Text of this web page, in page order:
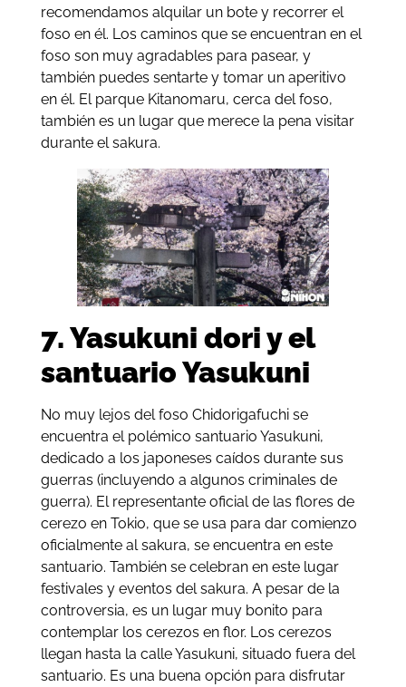
recomendamos alquilar un bote y recorrer el
foso en él. Los caminos que se encuentran en el
foso son muy agradables para pasear, y
también puedes sentarte y tomar un aperitivo
en él. El parque Kitanomaru, cerca del foso,
también es un lugar que merece la pena visitar
durante el sakura.
7. Yasukuni dori y el
santuario Yasukuni
No muy lejos del foso Chidorigafuchi se
encuentra el polémico santuario Yasukuni,
dedicado a los japoneses caídos durante sus
guerras (incluyendo a algunos criminales de
guerra). El representante oficial de las flores de
cerezo en Tokio, que se usa para dar comienzo
oficialmente al sakura, se encuentra en este
santuario. También se celebran en este lugar
festivales y eventos del sakura. A pesar de la
controversia, es un lugar muy bonito para
contemplar los cerezos en flor. Los cerezos
llegan hasta la calle Yasukuni, situado fuera del
santuario. Es una buena opción para disfrutar